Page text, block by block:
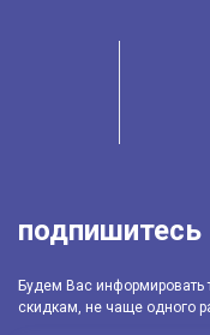
подпишитесь
Будем Вас
скидкам, не чаще одного